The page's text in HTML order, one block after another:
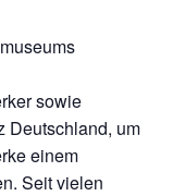
sowie
Deutschland, um
einem
Seit vielen